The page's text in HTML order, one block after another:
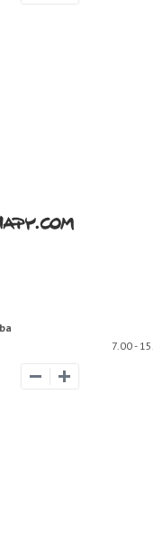
7.00 -